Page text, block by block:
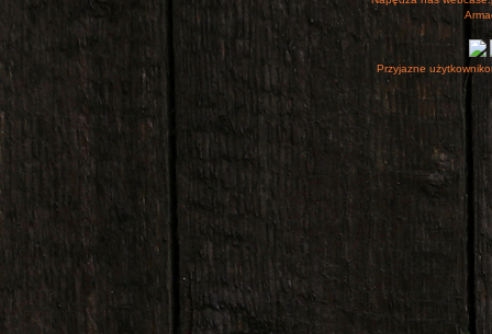
Przyjazne